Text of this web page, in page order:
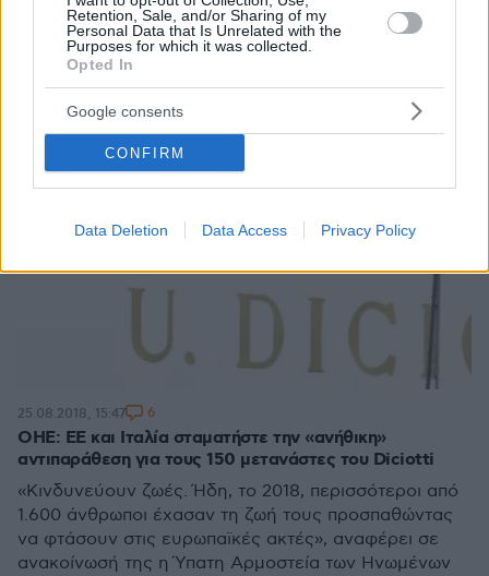
Retention, Sale, and/or Sharing of my
Personal Data that Is Unrelated with the
Purposes for which it was collected.
Opted In
Google consents
CONFIRM
Data Deletion Data Access Privacy Policy
ΟΗΕ: ΕΕ και Ιταλία σταματήστε την «ανήθικη»
αντιπαράθεση για τους 150 μετανάστες του Diciotti
«Κινδυνεύουν ζωές. Ήδη, το 2018, περισσότεροι από
1.600 άνθρωποι έχασαν τη ζωή τους προσπαθώντας
να φτάσουν στις ευρωπαϊκές ακτές», αναφέρει σε
ανακοίνωσή της η Ύπατη Αρμοστεία των Ηνωμένων
25.08.2018, 15:47 6